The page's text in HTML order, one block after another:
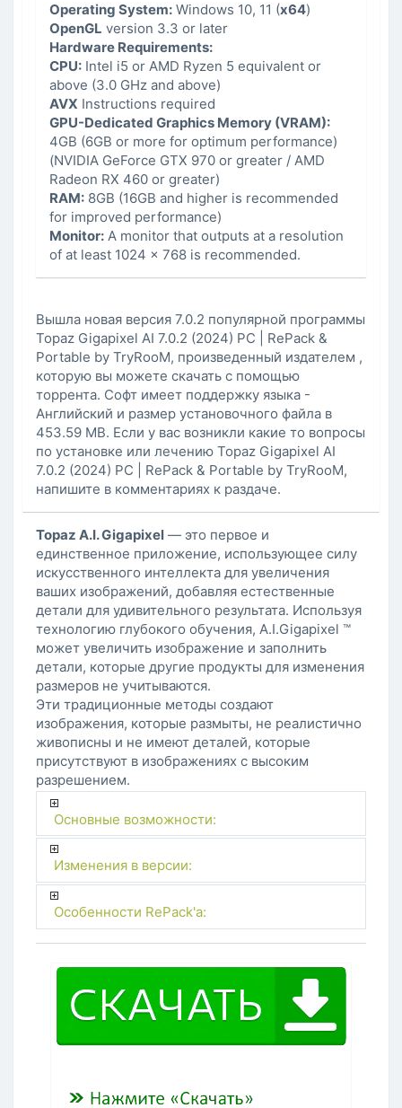
Operating System: Windows 10, 11 (x64)
OpenGL version 3.3 or later
Hardware Requirements:
CPU: Intel i5 or AMD Ryzen 5 equivalent or
above (3.0 GHz and above)
AVX Instructions required
GPU-Dedicated Graphics Memory (VRAM):
4GB (6GB or more for optimum performance)
(NVIDIA GeForce GTX 970 or greater / AMD
Radeon RX 460 or greater)
RAM: 8GB (16GB and higher is recommended
for improved performance)
Monitor: A monitor that outputs at a resolution
of at least 1024 x 768 is recommended.
Вышла новая версия 7.0.2 популярной программы
Topaz Gigapixel AI 7.0.2 (2024) PC | RePack &
Portable by TryRooM, произведенный издателем ,
которую вы можете скачать с помощью
торрента. Софт имеет поддержку языка -
Английский и размер установочного файла в
453.59 MB. Если у вас возникли какие то вопросы
по установке или лечению Topaz Gigapixel AI
7.0.2 (2024) PC | RePack & Portable by TryRooM,
напишите в комментариях к раздаче.
Topaz A.I. Gigapixel — это первое и
единственное приложение, использующее силу
искусственного интеллекта для увеличения
ваших изображений, добавляя естественные
детали для удивительного результата. Используя
технологию глубокого обучения, A.I.Gigapixel ™
может увеличить изображение и заполнить
детали, которые другие продукты для изменения
размеров не учитываются.
Эти традиционные методы создают
изображения, которые размыты, не реалистично
живописны и не имеют деталей, которые
присутствуют в изображениях с высоким
разрешением.
Основные возможности:
Изменения в версии:
Особенности RePack'a: